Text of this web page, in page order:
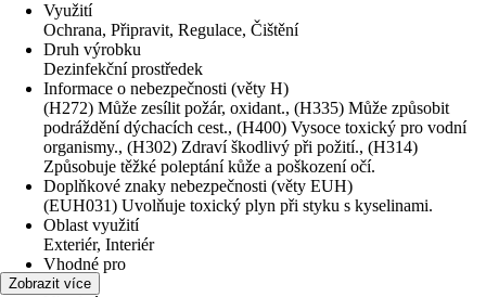
Využití
Ochrana, Připravit, Regulace, Čištění
Druh výrobku
Dezinfekční prostředek
Informace o nebezpečnosti (věty H)
(H272) Může zesílit požár, oxidant., (H335) Může způsobit
podráždění dýchacích cest., (H400) Vysoce toxický pro vodní
organismy., (H302) Zdraví škodlivý při požití., (H314)
Způsobuje těžké poleptání kůže a poškození očí.
Doplňkové znaky nebezpečnosti (věty EUH)
(EUH031) Uvolňuje toxický plyn při styku s kyselinami.
Oblast využití
Exteriér, Interiér
Vhodné pro
Bazény
Zobrazit více